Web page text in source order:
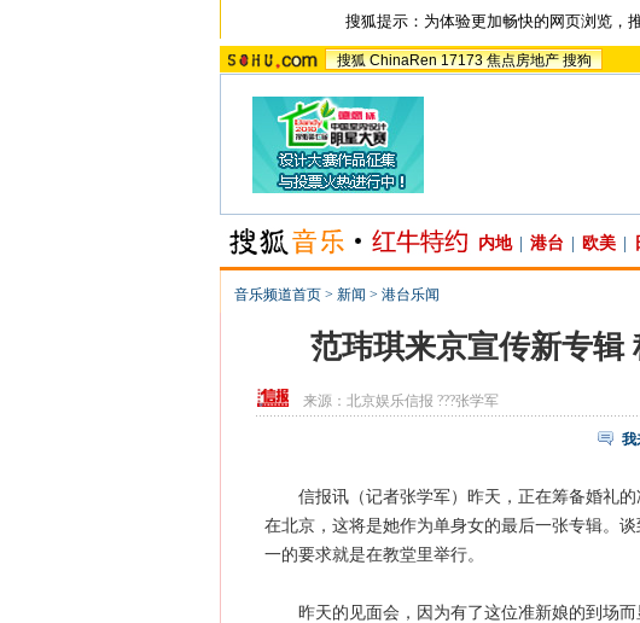
搜狐提示：为体验更加畅快的网页浏览，
搜狐 ChinaRen 17173 焦点房地产 搜狗
内地 港台 欧美
音乐频道首页 > 新闻 > 港台乐闻
范玮琪来京宣传新专辑
来源： 北京娱乐信报 ???张学军
我
信报讯（记者张学军）昨天，正在筹备婚礼的
在北京，这将是她作为单身女的最后一张专辑。
一的要求就是在教堂里举行。
昨天的见面会，因为有了这位准新娘的到场而